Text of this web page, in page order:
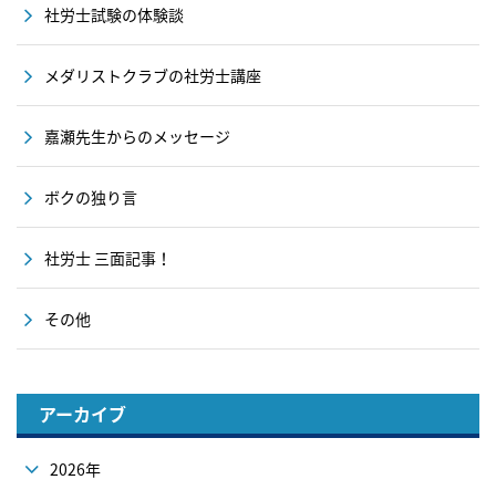
社労士試験の体験談
メダリストクラブの社労士講座
嘉瀬先生からのメッセージ
ボクの独り言
社労士 三面記事！
その他
アーカイブ
2026年